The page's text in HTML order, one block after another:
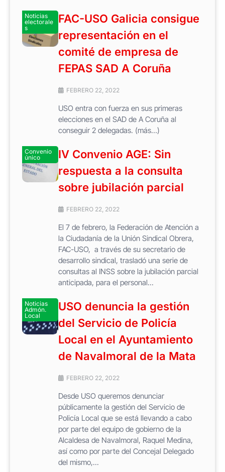
Noticias
electorale
s
FAC-USO Galicia consigue
representación en el
comité de empresa de
FEPAS SAD A Coruña
FEBRERO 22, 2022
USO entra con fuerza en sus primeras
elecciones en el SAD de A Coruña al
conseguir 2 delegadas. (más…)
Convenio
único
IV Convenio AGE: Sin
respuesta a la consulta
sobre jubilación parcial
FEBRERO 22, 2022
El 7 de febrero, la Federación de Atención a
la Ciudadanía de la Unión Sindical Obrera,
FAC-USO, a través de su secretario de
desarrollo sindical, trasladó una serie de
consultas al INSS sobre la jubilación parcial
anticipada, para el personal...
Noticias
Admón.
Local
USO denuncia la gestión
del Servicio de Policía
Local en el Ayuntamiento
de Navalmoral de la Mata
FEBRERO 22, 2022
Desde USO queremos denunciar
públicamente la gestión del Servicio de
Policía Local que se está llevando a cabo
por parte del equipo de gobierno de la
Alcaldesa de Navalmoral, Raquel Medina,
así como por parte del Concejal Delegado
del mismo,...